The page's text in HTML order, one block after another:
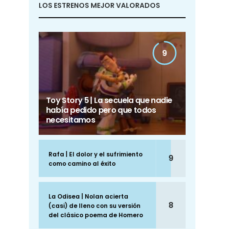
LOS ESTRENOS MEJOR VALORADOS
9
Toy Story 5 | La secuela que nadie
había pedido pero que todos
necesitamos
Rafa | El dolor y el sufrimiento
como camino al éxito
9
La Odisea | Nolan acierta
(casi) de lleno con su versión
del clásico poema de Homero
8